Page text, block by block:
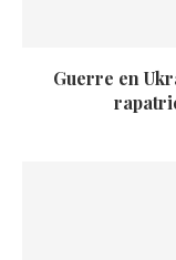
Guerre en